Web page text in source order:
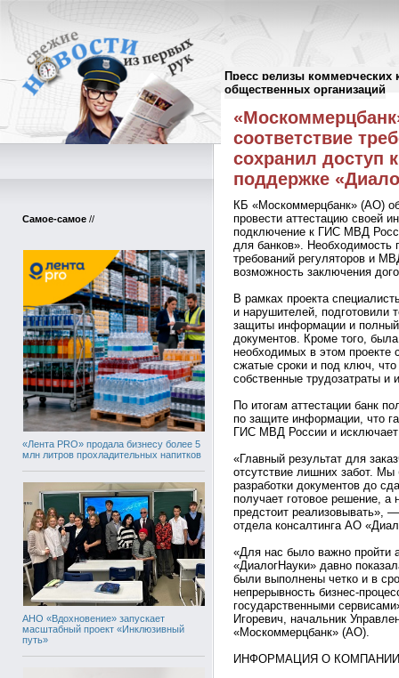
Пресс релизы коммерческих
общественных организаций
Самое-самое //
«Лента PRO» продала бизнесу более 5
млн литров прохладительных напитков
АНО «Вдохновение» запускает
масштабный проект «Инклюзивный
путь»
Пресс-релизы//
соответствие
сохранил доступ
поддержке
КБ «Москоммерцбанк» (АО)
провести аттестацию своей
подключение к ГИС МВД
для банков». Необходимость
требований регуляторов и
возможность заключения
В рамках проекта
и нарушителей, подготовили
защиты информации и полный
документов. Кроме того,
необходимых в этом
сжатые сроки и под ключ,
собственные трудозатраты и
По итогам аттестации банк
по защите информации, что
ГИС МВД России и исключает
«Главный результат для
отсутствие лишних забот.
разработки документов до
получает готовое решение,
предстоит реализовывать»,
отдела консалтинга АО
«Для нас было важно пройти
«ДиалогНауки» давно
были выполнены четко и в
непрерывность бизнес-
государственными
Игоревич, начальник
«Москоммерцбанк» (АО).
ИНФОРМАЦИЯ О КОМПАНИИ